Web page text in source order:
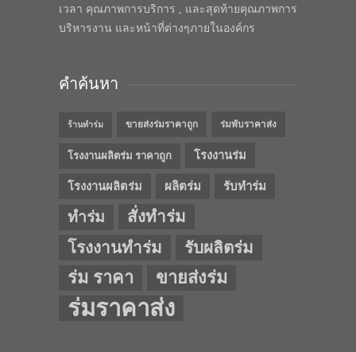
เวลา คุณภาพการบริการ , และสุดท้ายคุณภาพการ
บริหารงาน และหน้าที่ต่างๆภายในองค์กร
คำค้นหา
ร้านทำร่ม ขายส่งร่มราคาถูก ร่มพับราคาส่ง
โรงงานผลิตร่ม ราคาถูก โรงงานร่ม
โรงงานผลิตร่ม ผลิตร่ม รับทำร่ม
ทำร่ม
สั่งทำร่ม
โรงงานทำร่ม
รับผลิตร่ม
ร่ม ราคา ขายส่งร่ม
ร่มราคาส่ง